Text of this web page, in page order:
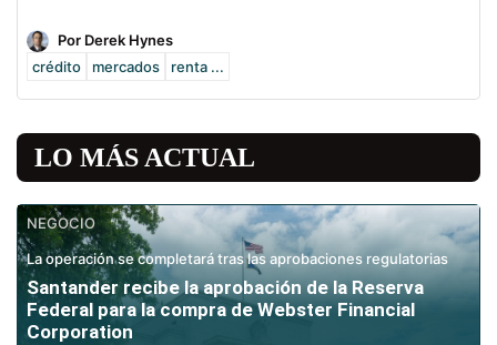
Por Derek Hynes
crédito
mercados renta ...
LO MÁS ACTUAL
NEGOCIO
La operación se completará tras las aprobaciones regulatorias
Santander recibe la aprobación de la Reserva
Federal para la compra de Webster Financial
Corporation